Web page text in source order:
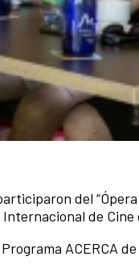
del
de Cine
ACERCA